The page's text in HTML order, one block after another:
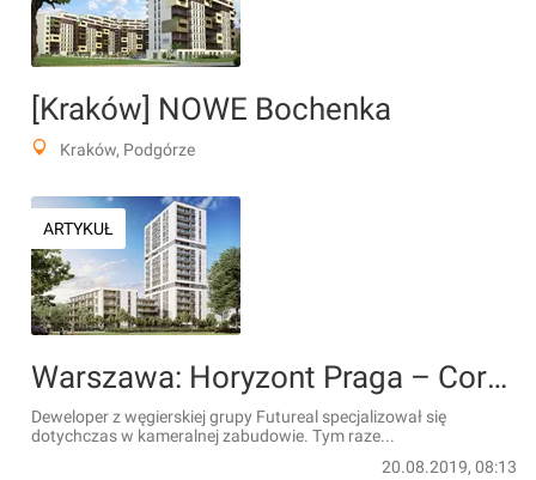
[Kraków] NOWE Bochenka
Kraków, Podgórze
ARTYKUŁ
Warszawa: Horyzont Praga – Cordia buduje swój najwyższy europejski budynek [WIZUALIZACJE]
Deweloper z węgierskiej grupy Futureal specjalizował się
dotychczas w kameralnej zabudowie. Tym raze...
20.08.2019, 08:13